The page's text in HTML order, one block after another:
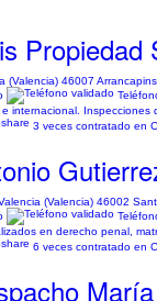
Propiedad
(Valencia) 46007
internacional.
3 veces contratado en
(Valencia) 46002
en derecho penal,
6 veces contratado en